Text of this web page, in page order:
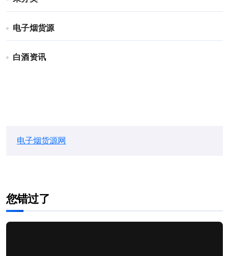
电子烟货源
白酒资讯
电子烟货源网
您错过了